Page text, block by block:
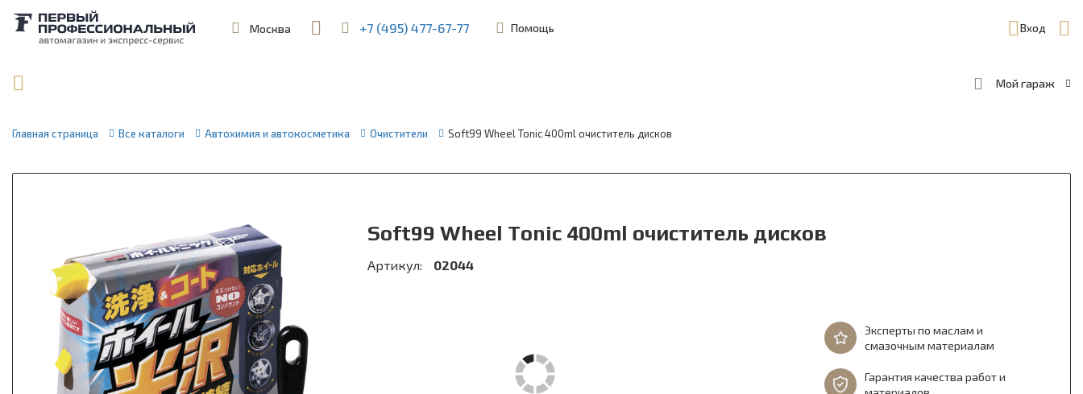
Москва ул. Шереметьевская, 45Б
+7 (495) 477-67-77 Помощь Вход
Мой гараж
Главная страница Все каталоги Автохимия и автокосметика Очистители Soft99 Wheel Tonic 400ml очиститель дисков
Soft99 Wheel Tonic 400ml очиститель дисков
Артикул: 02044
Эксперты по маслам и
смазочным материалам
Гарантия качества работ и